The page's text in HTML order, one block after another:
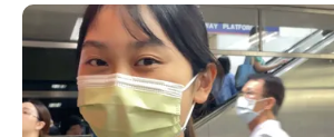
結會斷裂、沒辦法啟動理性思考，長
憶、專注、邏輯思考等能力都會受影
鬱症、心血管疾病等，所以家長的管
一致、溝通清楚的標準。